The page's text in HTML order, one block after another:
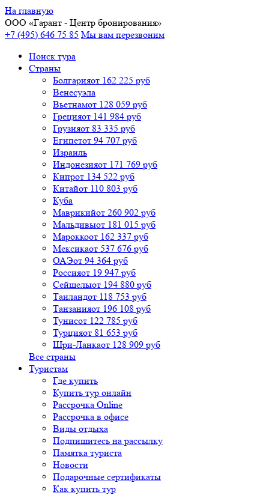
На главную
ООО «Гарант - Центр бронирования»
+7 (495) 646 75 85 Мы вам перезвоним
Поиск тура
Cтраны
Болгарияот 162 225 руб
Венесуэла
Вьетнамот 128 059 руб
Грецияот 141 984 руб
Грузияот 83 335 руб
Египетот 94 707 руб
Израиль
Индонезияот 171 769 руб
Кипрот 134 522 руб
Китайот 110 803 руб
Куба
Маврикийот 260 902 руб
Мальдивыот 181 015 руб
Мароккоот 162 337 руб
Мексикаот 537 676 руб
ОАЭот 94 364 руб
Россияот 19 947 руб
Сейшелыот 194 880 руб
Таиландот 118 753 руб
Танзанияот 196 108 руб
Тунисот 122 785 руб
Турцияот 81 653 руб
Шри-Ланкаот 128 909 руб
Все страны
Туристам
Где купить
Купить тур онлайн
Рассрочка Online
Рассрочка в офисе
Виды отдыха
Подпишитесь на рассылку
Памятка туриста
Новости
Подарочные сертификаты
Как купить тур